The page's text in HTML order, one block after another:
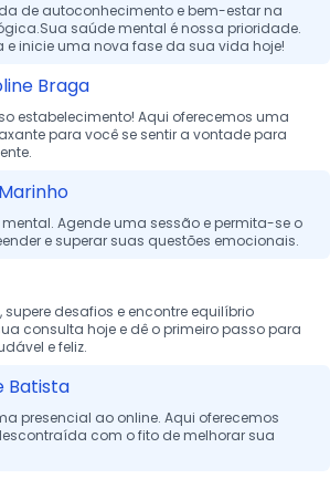
de autoconhecimento e bem-estar na
saúde mental é nossa prioridade.
e inicie uma nova fase da sua vida hoje!
Braga
estabelecimento! Aqui oferecemos uma
para você se sentir a vontade para
Agende uma sessão e permita-se o
e superar suas questões emocionais.
desafios e encontre equilíbrio
consulta hoje e dê o primeiro passo para
e feliz.
Batista
presencial ao online. Aqui oferecemos
com o fito de melhorar sua